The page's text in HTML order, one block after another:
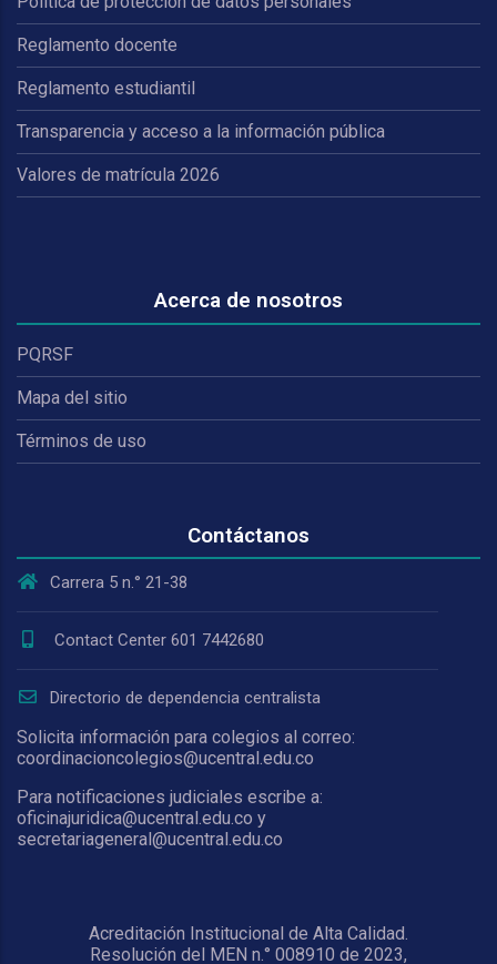
Reglamento docente
Reglamento estudiantil
Transparencia y acceso a la información pública
Valores de matrícula 2026
Acerca de nosotros
PQRSF
Mapa del sitio
Términos de uso
Contáctanos
Carrera 5 n.° 21-38
Contact Center 601 7442680
Directorio de dependencia centralista
Solicita información para colegios al correo:
coordinacioncolegios@ucentral.edu.co
Para notificaciones judiciales escribe a:
oficinajuridica@ucentral.edu.co y
secretariageneral@ucentral.edu.co
Acreditación Institucional de Alta Calidad.
Resolución del MEN n.° 008910 de 2023,